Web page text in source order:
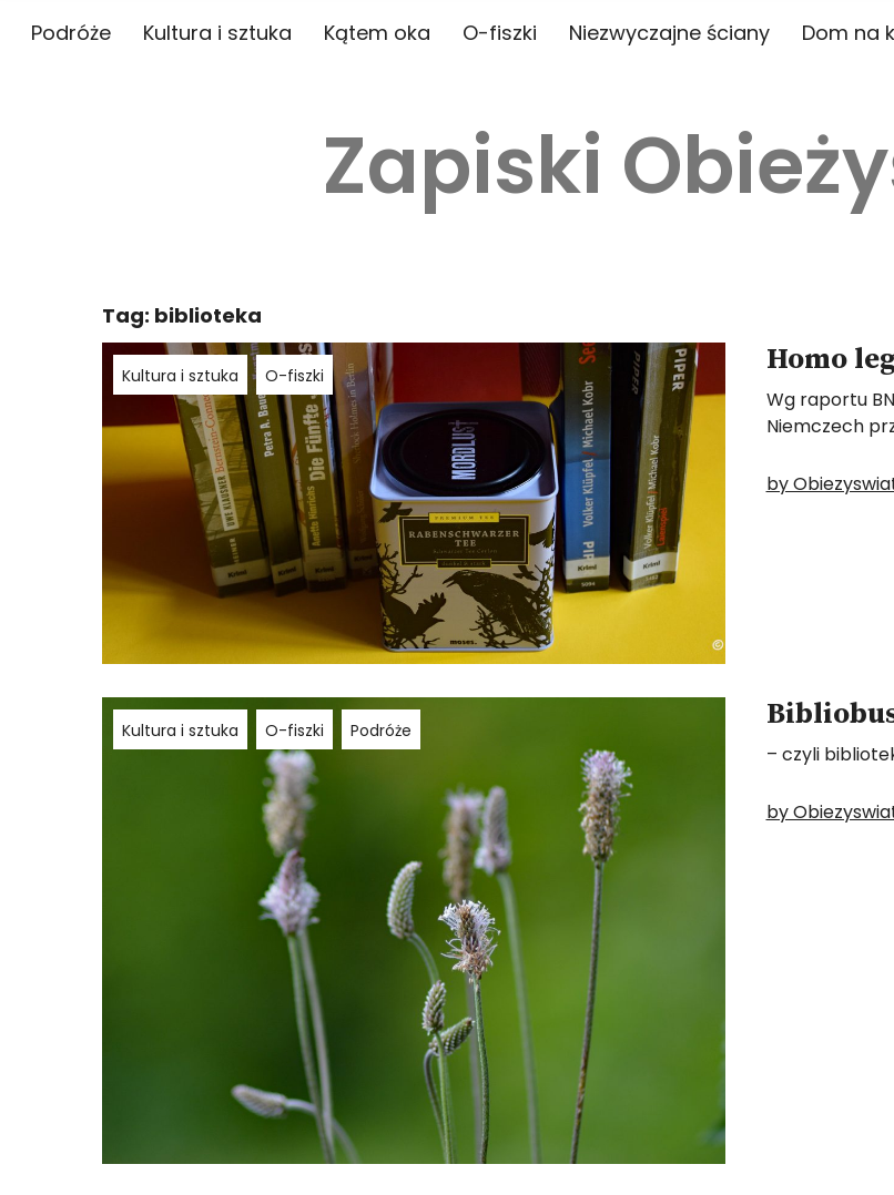
Podróże Kultura i sztuka Kątem oka O-fiszki Niezwyczajne ściany Dom na
Zapiski
Tag: biblioteka
Kultura i sztuka O-fiszki Homo
Wg raportu
Niemczech
by
Kultura i sztuka O-fiszki Podróże
– czyli
by